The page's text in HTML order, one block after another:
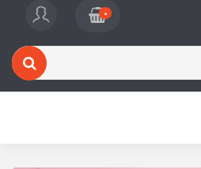
0